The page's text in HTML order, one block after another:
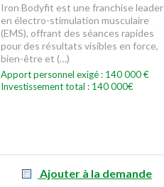
Iron Bodyfit est une franchise leader
en électro-stimulation musculaire
(EMS), offrant des séances rapides
pour des résultats visibles en force,
bien-être et (…)
Apport personnel exigé : 140 000 €
Investissement total : 140 000€
Ajouter à la demande